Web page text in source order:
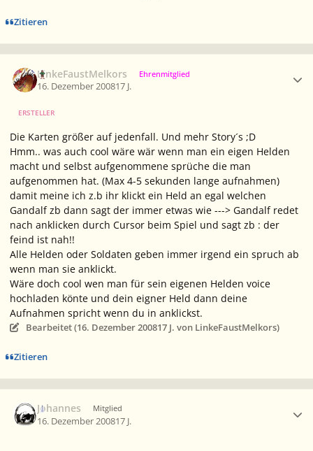
Zitieren
LinkeFaustMelkors Ehrenmitglied
16. Dezember 200817 J.
ERSTELLER
Die Karten größer auf jedenfall. Und mehr Story´s ;D
Hmm.. was auch cool wäre wär wenn man ein eigen Helden
macht und selbst aufgenommene sprüche die man
aufgenommen hat. (Max 4-5 sekunden lange aufnahmen)
damit meine ich z.b ihr klickt ein Held an egal welchen
Gandalf zb dann sagt der immer etwas wie ---> Gandalf redet
nach anklicken durch Cursor beim Spiel und sagt zb : der
feind ist nah!!
Alle Helden oder Soldaten geben immer irgend ein spruch ab
wenn man sie anklickt.
Wäre doch cool wen man für sein eigenen Helden voice
hochladen könte und dein eigner Held dann deine
Aufnahmen spricht wenn du in anklickst.
Bearbeitet (16. Dezember 200817 J. von LinkeFaustMelkors)
Zitieren
Johannes Mitglied
16. Dezember 200817 J.